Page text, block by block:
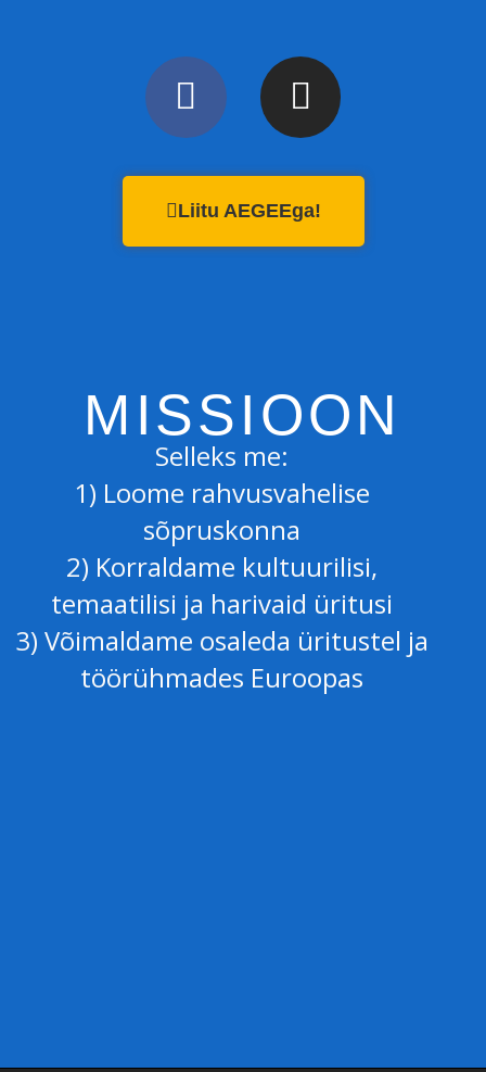
Liitu AEGEEga!
MISSIOON
Selleks me:
1) Loome rahvusvahelise
sõpruskonna
2) Korraldame kultuurilisi,
temaatilisi ja harivaid üritusi
3) Võimaldame osaleda üritustel ja
töörühmades Euroopas